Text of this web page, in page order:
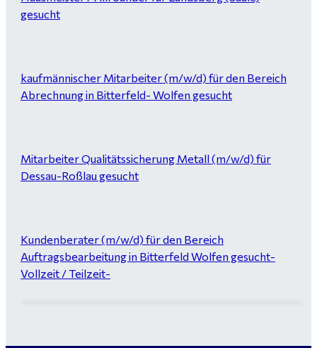
gesucht
kaufmännischer Mitarbeiter (m/w/d) für den Bereich
Abrechnung in Bitterfeld- Wolfen gesucht
Mitarbeiter Qualitätssicherung Metall (m/w/d) für
Dessau-Roßlau gesucht
Kundenberater (m/w/d) für den Bereich
Auftragsbearbeitung in Bitterfeld Wolfen gesucht-
Vollzeit / Teilzeit-